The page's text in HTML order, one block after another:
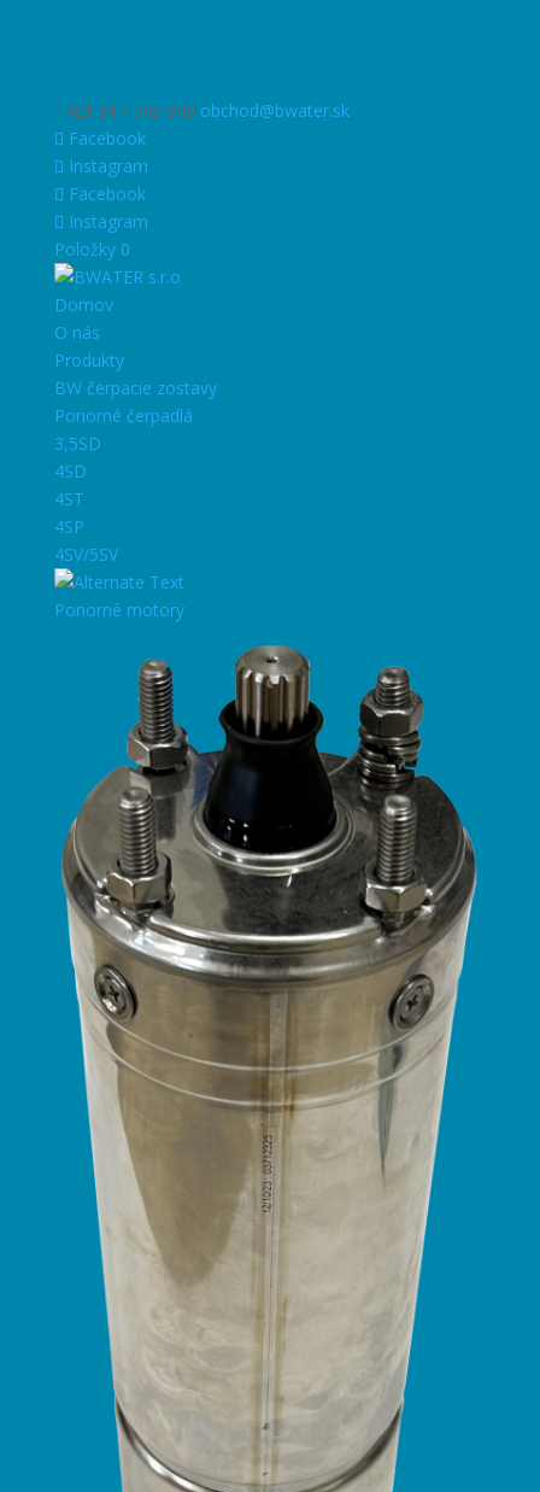
+421 917 045 849 obchod@bwater.sk
Facebook
Instagram
Facebook
Instagram
Položky 0
Domov
O nás
Produkty
BW čerpacie zostavy
Ponorné čerpadlá
3,5SD
4SD
4ST
4SP
4SV/5SV
Ponorné motory